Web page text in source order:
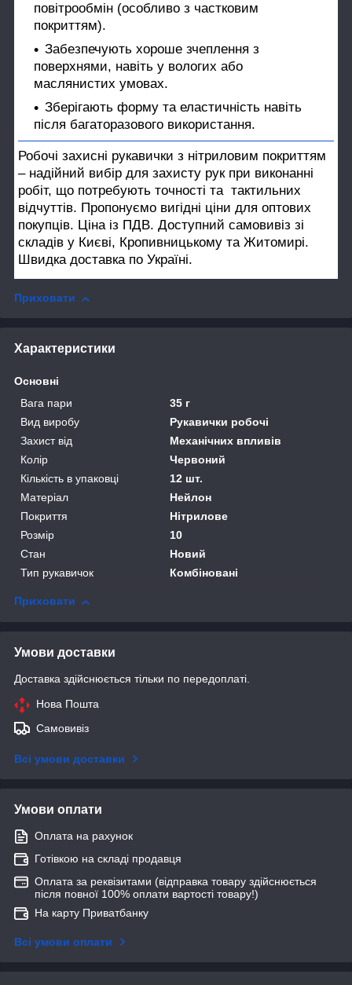
повітрообмін (особливо з частковим
покриттям).
Забезпечують хороше зчеплення з
поверхнями, навіть у вологих або
маслянистих умовах.
Зберігають форму та еластичність навіть
після багаторазового використання.
Робочі захисні рукавички з нітриловим покриттям
– надійний вибір для захисту рук при виконанні
робіт, що потребують точності та тактильних
відчуттів. Пропонуємо вигідні ціни для оптових
покупців. Ціна із ПДВ. Доступний самовивіз зі
складів у Києві, Кропивницькому та Житомирі.
Швидка доставка по Україні.
Приховати
Характеристики
Основні
Вага пари
35 г
Вид виробу
Рукавички робочі
Захист від
Механічних впливів
Колір
Червоний
Кількість в упаковці
12 шт.
Матеріал
Нейлон
Покриття
Нітрилове
Розмір
10
Стан
Новий
Тип рукавичок
Комбіновані
Приховати
Умови доставки
Доставка здійснюється тільки по передоплаті.
Нова Пошта
Самовивіз
Всі умови доставки
Умови оплати
Оплата на рахунок
Готівкою на складі продавця
Оплата за реквізитами (відправка товару здійснюється
після повної 100% оплати вартості товару!)
На карту Приватбанку
Всі умови оплати